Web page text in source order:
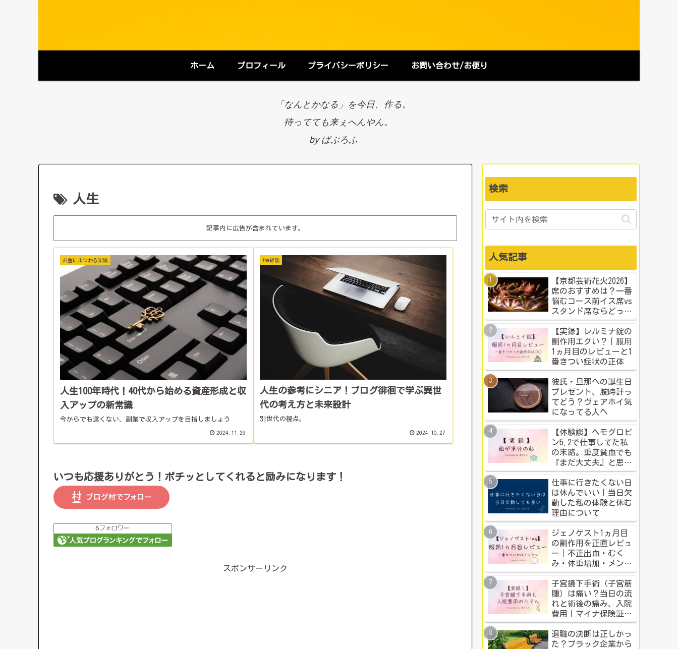
ホーム プロフィール プライバシーポリシー お問い合わせ/お便り
「なんとかなる」を今日、作る。
待ってても来ぇへんやん。
by ぱぶろふ
人生
記事内に広告が含まれています。
お金にまつわる知識
人生100年時代！40代から始める資産形成と収
入アップの新常識
今からでも遅くない、副業で収入アップを目指しましょう
2024.11.29
the雑談
人生の参考にシニア！ブログ徘徊で学ぶ異世
代の考え方と未来設計
別世代の視点。
2024.10.27
いつも応援ありがとう！ポチッとしてくれると励みになります！
スポンサーリンク
検索
人気記事
【京都芸術花火2026】
席のおすすめは？一番
悩むコース前イス席vs
スタンド席ならどっ
ち？本音比較！
【実録】レルミナ錠の
副作用エグい？｜服用
1ヵ月目のレビューと1
番きつい症状の正体
彼氏・旦那への誕生日
プレゼント、腕時計っ
てどう？ヴェアホイ気
になってる人へ
【体験談】ヘモグロビ
ン5.2で仕事してた私
の末路。重度貧血でも
『まだ大丈夫』と思う
人のための警告
仕事に行きたくない日
は休んでいい｜当日欠
勤した私の体験と休む
理由について
ジェノゲスト1ヵ月目
の副作用を正直レビュ
ー｜不正出血・むく
み・体重増加・メンタ
ル変化まで【体験談】
子宮鏡下手術（子宮筋
腫）は痛い？当日の流
れと術後の痛み、入院
費用｜マイナ保険証・
公的制度で乗り切った
入院体験記全公開
退職の決断は正しかっ
た？ブラック企業から